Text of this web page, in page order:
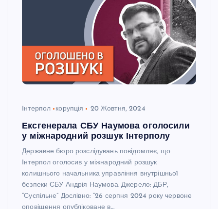
Інтерпол корупція 20 Жовтня, 2024
Ексгенерала СБУ Наумова оголосили
у міжнародний розшук Інтерполу
Державне бюро розслідувань повідомляє, що
Інтерпол оголосив у міжнародний розшук
колишнього начальника управління внутрішньої
безпеки СБУ Андрія Наумова. Джерело: ДБР,
“Суспільне” Дослівно: “26 серпня 2024 року червоне
оповіщення опубліковане в…